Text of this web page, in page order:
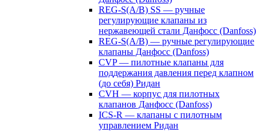
REG-S(A/B) SS — ручные
регулирующие клапаны из
нержавеющей стали Данфосс (Danfoss)
REG-S(A/B) — ручные регулирующие
клапаны Данфосс (Danfoss)
CVP — пилотные клапаны для
поддержания давления перед клапном
(до себя) Ридан
CVH — корпус для пилотных
клапанов Данфосс (Danfoss)
ICS-R — клапаны с пилотным
управлением Ридан